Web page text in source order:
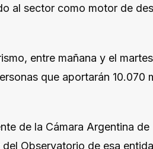
al sector como motor de
entre mañana y el
que aportarán
de la Cámara Argentina
Observatorio de esa